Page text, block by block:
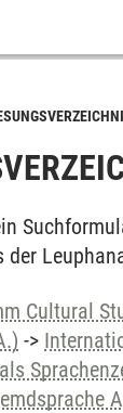
der
Cultural
->